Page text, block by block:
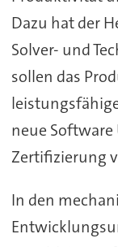
Dazu hat der
Solver- und
sollen das
neue Software
Zertifizierung
In den